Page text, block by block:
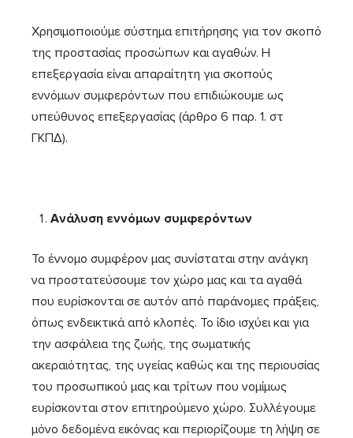
Χρησιμοποιούμε σύστημα επιτήρησης για τον σκοπό
της προστασίας προσώπων και αγαθών. Η
επεξεργασία είναι απαραίτητη για σκοπούς
εννόμων συμφερόντων που επιδιώκουμε ως
υπεύθυνος επεξεργασίας (άρθρο 6 παρ. 1. στ
ΓΚΠΔ).
Ανάλυση εννόμων συμφερόντων
Το έννομο συμφέρον μας συνίσταται στην ανάγκη
να προστατεύσουμε τον χώρο μας και τα αγαθά
που ευρίσκονται σε αυτόν από παράνομες πράξεις,
όπως ενδεικτικά από κλοπές. Το ίδιο ισχύει και για
την ασφάλεια της ζωής, της σωματικής
ακεραιότητας, της υγείας καθώς και της περιουσίας
του προσωπικού μας και τρίτων που νομίμως
ευρίσκονται στον επιτηρούμενο χώρο. Συλλέγουμε
μόνο δεδομένα εικόνας και περιορίζουμε τη λήψη σε